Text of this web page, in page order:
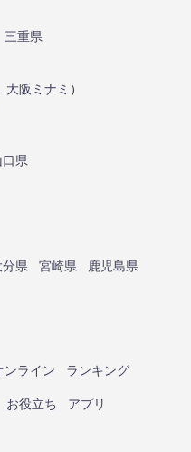
三重県
大阪ミナミ ）
口県
分県 宮崎県
鹿児島県
ンライン ランキング
お役立ち アプリ